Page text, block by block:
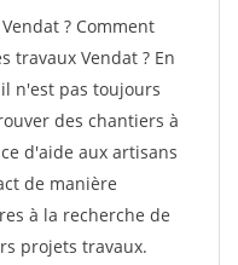
? Comment
travaux Vendat ? En
n'est pas toujours
des chantiers à
d'aide aux artisans
de manière
à la recherche de
projets travaux.